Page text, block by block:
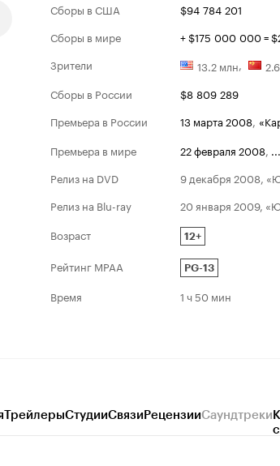
Сборы в США
$94 784 201
Сборы в мире
+ $175 000 000 =
Зрители
13.2 млн,
Сборы в России
$8 809 289
Премьера в России
13 марта 2008
Премьера в мире
22 февраля 2008, ...
Релиз на DVD
9 декабря 2008,
Релиз на Blu-ray
20 января 2009,
Возраст
12+
Рейтинг MPAA PG-13
Время 1 ч 50 мин
ТрейлерыСтудииСвязиРецензииСаундтреки